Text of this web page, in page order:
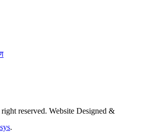
reserved. Website Designed &
.